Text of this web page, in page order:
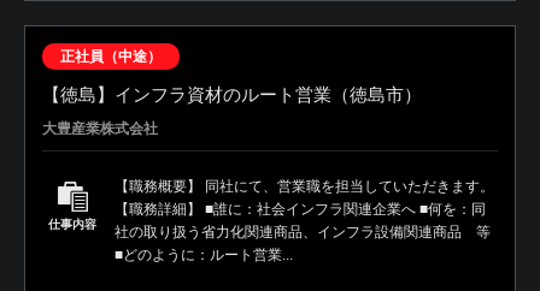
正社員（中途）
【徳島】インフラ資材のルート営業（徳島市）
大豊産業株式会社
仕事内容
【職務概要】 同社にて、営業職を担当していただきます。
【職務詳細】 ■誰に：社会インフラ関連企業へ ■何を：同
社の取り扱う省力化関連商品、インフラ設備関連商品 等
■どのように：ルート営業...